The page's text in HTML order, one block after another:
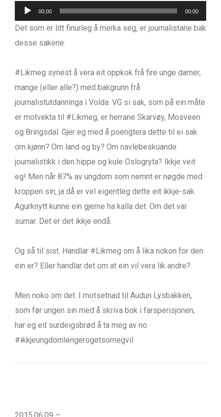
Lydavspelar
00:00 00:00
Det som er litt finurleg å merka seg, er journalistane bak
desse sakene.
#Likmeg synest å vera eit oppkok frå fire unge damer,
mange (eller alle?) med bakgrunn frå
journalistutdanninga i Volda. VG si sak, som på ein måte
er motvekta til #Likmeg, er herrane Skarvøy, Mosveen
og Bringsdal. Gjer eg med å poengtera dette til ei sak
om kjønn? Om land og by? Om navlebeskuande
journalistikk i den hippe og kule Oslogryta? Ikkje veit
eg! Men når 87% av ungdom som nemnt er nøgde med
kroppen sin, ja då er vel eigentleg dette eit ikkje-sak.
Agurknytt kunne ein gjerne ha kalla det. Om det var
sumar. Det er det ikkje endå.
Og så til sist. Handlar #Likmeg om å lika nokon for den
ein er? Eller handlar det om at ein vil vera lik andre?
Men noko om det. I motsetnad til Audun Lysbakken,
som før ungen sin med å skriva bok i farsperisjonen,
har eg eit surdeigsbrød å ta meg av no.
#ikkjeungdomlengerogetsomegvil